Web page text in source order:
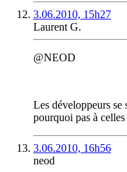
3.06.2010, 15h27
Laurent G.
@NEOD
Les développeurs se
pourquoi pas à
3.06.2010, 16h56
neod